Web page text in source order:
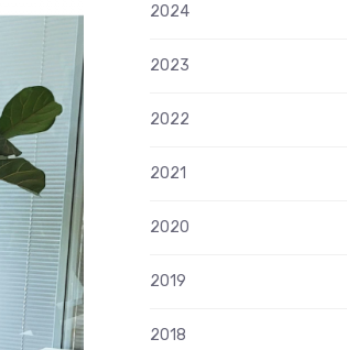
2024
2023
2022
2021
2020
2019
2018